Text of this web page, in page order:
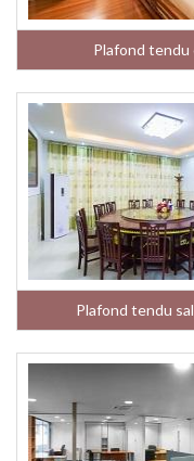
Plafond tendu
Plafond tendu